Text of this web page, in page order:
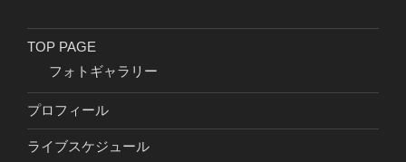
TOP PAGE
フォトギャラリー
プロフィール
ライブスケジュール